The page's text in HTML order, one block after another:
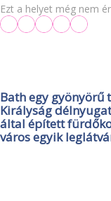
Ezt a helyet még nem
Bath egy gyönyörű
Királyság
által épített
város egyik